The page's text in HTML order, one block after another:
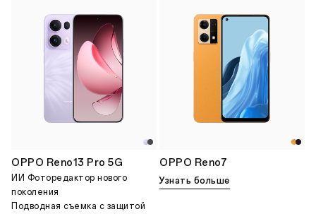
OPPO Reno13 Pro 5G
ИИ Фоторедактор нового
поколения
Подводная съемка с защитой
OPPO Reno7
Узнать больше